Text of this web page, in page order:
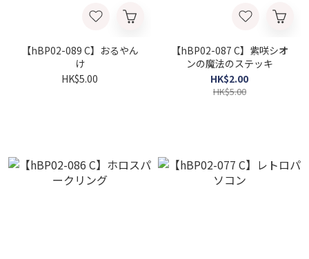
【hBP02-089 C】おるやん
け
HK$5.00
【hBP02-087 C】紫咲シオ
ンの魔法のステッキ
HK$2.00
HK$5.00